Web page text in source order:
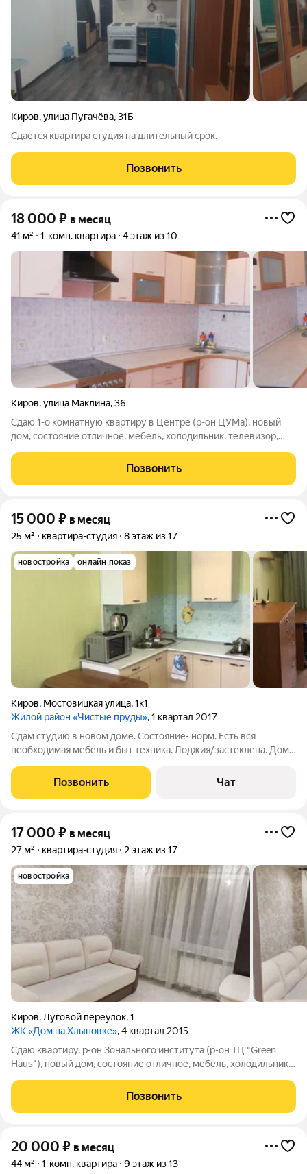
Киров,улица Пугачёва,31Б
Сдается квартира студия на длительный срок.
Позвонить
18 000 ₽ в месяц
41 м² 1-комн. квартира 4 этаж из 10
Киров,улица Маклина,36
Сдаю 1-о комнатную квартиру в Центре (р-он ЦУМа), новый
дом, состояние отличное, мебель, холодильник, телевизор,
Залог можно разделить на несколько платежей. Фотографии
настоящие.
Позвонить
15 000 ₽ в месяц
25 м² квартира-студия 8 этаж из 17
новостройка онлайн показ
Киров, Мостовицкая улица,1к1
Жилой район «Чистые пруды», 1 квартал 2017
Сдам студию в новом доме. Состояние- норм. Есть вся
необходимая мебель и быт техника. Лоджия/застеклена. Дом с
Позвонить Чат
17 000 ₽ в месяц
27 м² квартира-студия 2 этаж из 17
новостройка
Киров, Луговой переулок,1
ЖК «Дом на Хлыновке», 4 квартал 2015
Сдаю квартиру, р-он Зонального института (р-он ТЦ "Green
Haus"), новый дом, состояние отличное, мебель, холодильник,
Позвонить
20 000 ₽ в месяц
44 м² 1-комн. квартира 9 этаж из 13